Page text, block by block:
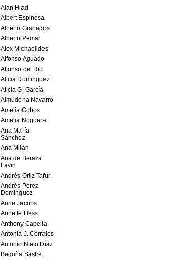
Alan Hlad
Albert Espinosa
Alberto Granados
Alberto Pemar
Alex Michaelides
Alfonso Aguado
Alfonso del Río
Alicia Domínguez
Alicia G. García
Almudena Navarro
Amelia Cobos
Amelia Noguera
Ana María
Sánchez
Ana Milán
Ana de Beraza
Lavin
Andrés Ortiz Tafur
Andrés Pérez
Domínguez
Anne Jacobs
Annette Hess
Anthony Capella
Antonia J. Corrales
Antonio Nieto Díaz
Begoña Sastre